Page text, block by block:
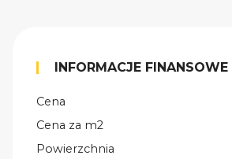
INFORMACJE FINANSOWE
Cena
Cena za m2
Powierzchnia